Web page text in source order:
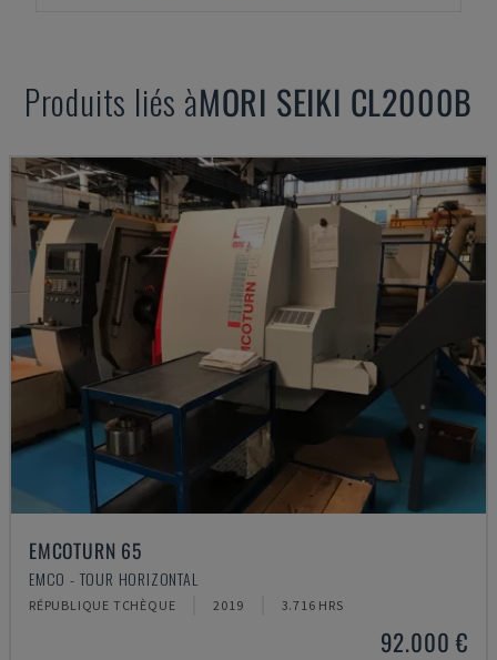
Produits liés àMORI SEIKI CL2000B
EMCOTURN 65
EMCO - TOUR HORIZONTAL
RÉPUBLIQUE TCHÈQUE 2019 3.716 HRS
92.000 €